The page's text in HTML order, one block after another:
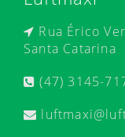
Rua Érico
Santa Catarina
(47) 3145-